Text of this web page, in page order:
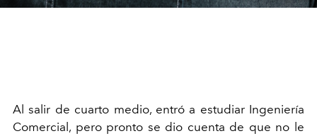
Al salir de cuarto medio, entró a estudiar Ingeniería
Comercial, pero pronto se dio cuenta de que no le